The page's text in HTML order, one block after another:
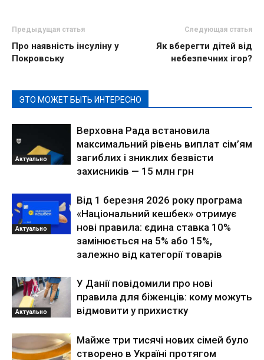
Предыдущая статья
Про наявність інсуліну у
Покровську
Следующая статья
Як вберегти дітей від
небезпечних ігор?
ЭТО МОЖЕТ БЫТЬ ИНТЕРЕСНО
Актуально
Верховна Рада встановила
максимальний рівень виплат сім’ям
загиблих і зниклих безвісти
захисників — 15 млн грн
Актуально
Від 1 березня 2026 року програма
«Національний кешбек» отримує
нові правила: єдина ставка 10%
замінюється на 5% або 15%,
залежно від категорії товарів
Актуально
У Данії повідомили про нові
правила для біженців: кому можуть
відмовити у прихистку
Майже три тисячі нових сімей було
створено в Україні протягом